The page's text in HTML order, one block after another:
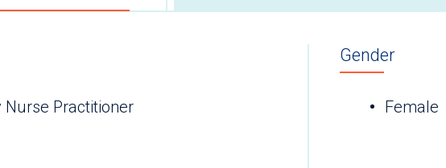
Nurse Practitioner
Gender
Female